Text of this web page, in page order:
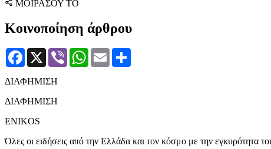
ΜΟΙΡΑΣΟΥ ΤΟ
Κοινοποίηση άρθρου
Facebook
X Viber WhatsApp
Email
ΔΙΑΦΗΜΙΣΗ
ΔΙΑΦΗΜΙΣΗ
ENIKOS
Όλες οι ειδήσεις από την Ελλάδα και τον κόσμο με την εγκυρότητα